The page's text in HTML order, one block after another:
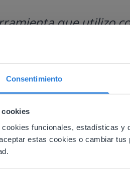
Consentimiento
cookies
cookies funcionales, estadísticas y
estas cookies o cambiar
que utilizo
Nevada
This website
There you'll find
English